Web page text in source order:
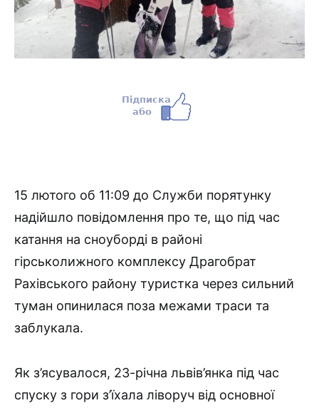
15 лютого об 11:09 до Служби порятунку
надійшло повідомлення про те, що під час
катання на сноуборді в районі
гірськолижного комплексу Драгобрат
Рахівського району туристка через сильний
туман опинилася поза межами траси та
заблукала.
Як з’ясувалося, 23-річна львів’янка під час
спуску з гори з’їхала ліворуч від основної